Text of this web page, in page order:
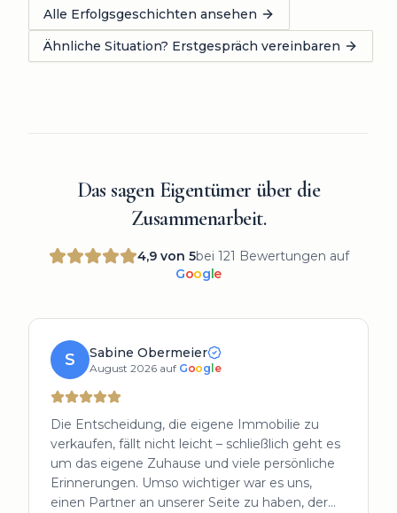
Alle Erfolgsgeschichten ansehen
Ähnliche Situation? Erstgespräch vereinbaren
Das sagen Eigentümer über die
Zusammenarbeit.
4,9von 5bei 121 Bewertungen auf
Google
S Sabine Obermeier
August 2026 auf Goog e
Die Entscheidung, die eigene Immobilie zu
verkaufen, fällt nicht leicht – schließlich geht es
um das eigene Zuhause und viele persönliche
Erinnerungen. Umso wichtiger war es uns,
einen Partner an unserer Seite zu haben, der